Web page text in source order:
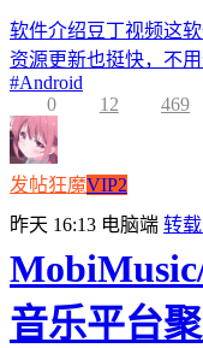
软件介绍豆丁视频这
资源更新也挺快，不
#Android
0
12 469
发帖狂魔VIP2
昨天 16:13 电脑端 转
音乐平台